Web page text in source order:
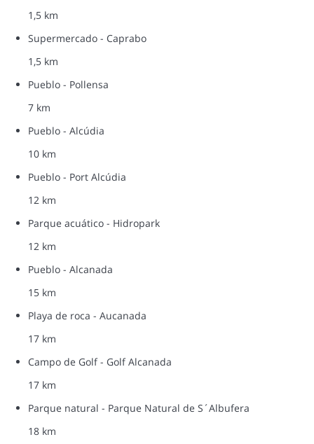
1,5 km
Supermercado - Caprabo
1,5 km
Pueblo - Pollensa
7 km
Pueblo - Alcúdia
10 km
Pueblo - Port Alcúdia
12 km
Parque acuático - Hidropark
12 km
Pueblo - Alcanada
15 km
Playa de roca - Aucanada
17 km
Campo de Golf - Golf Alcanada
17 km
Parque natural - Parque Natural de S´Albufera
18 km